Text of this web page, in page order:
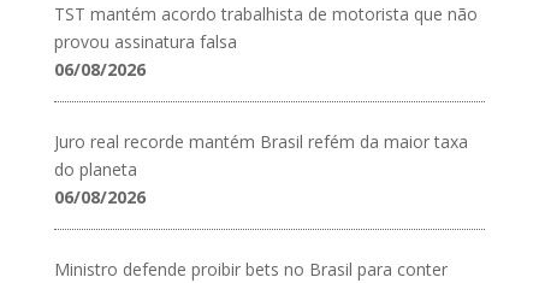
TST mantém acordo trabalhista de motorista que não
provou assinatura falsa
06/08/2026
Juro real recorde mantém Brasil refém da maior taxa
do planeta
06/08/2026
Ministro defende proibir bets no Brasil para conter